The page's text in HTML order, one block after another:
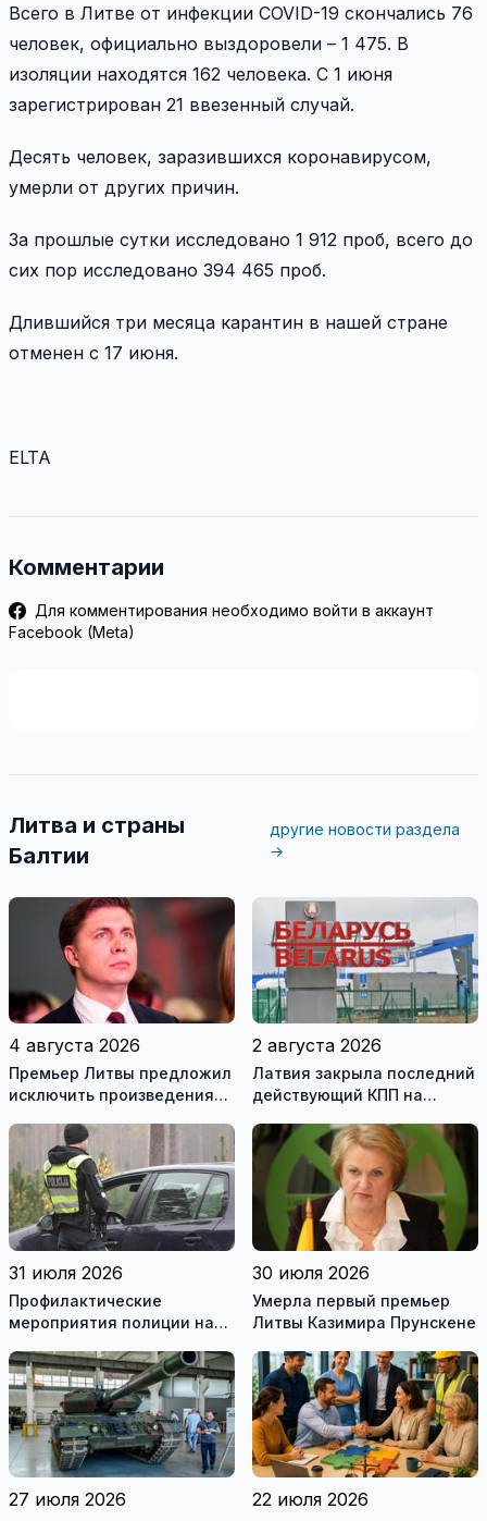
Всего в Литве от инфекции COVID-19 скончались 76
человек, официально выздоровели – 1 475. В
изоляции находятся 162 человека. С 1 июня
зарегистрирован 21 ввезенный случай.
Десять человек, заразившихся коронавирусом,
умерли от других причин.
За прошлые сутки исследовано 1 912 проб, всего до
сих пор исследовано 394 465 проб.
Длившийся три месяца карантин в нашей стране
отменен с 17 июня.
ELTA
Комментарии
Для комментирования необходимо войти в аккаунт
Facebook (Meta)
Литва и страны
Балтии
другие новости раздела
→
4 августа 2026
Премьер Литвы предложил
исключить произведения
рекомендуемой
литературы
2 августа 2026
Латвия закрыла последний
действующий КПП на
31 июля 2026
Профилактические
мероприятия полиции на
30 июля 2026
Умерла первый премьер
Литвы Казимира Прунскене
27 июля 2026 22 июля 2026